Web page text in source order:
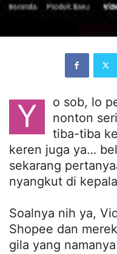
Y
o sob, lo
nonton
tiba-tiba
keren juga ya…
sekarang
nyangkut di
Soalnya nih ya,
Shopee dan
gila yang